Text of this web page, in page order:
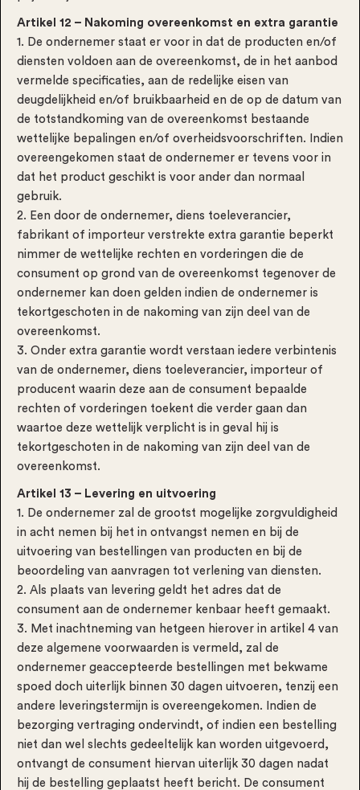
Artikel 12 – Nakoming overeenkomst en extra garantie
1. De ondernemer staat er voor in dat de producten en/of
diensten voldoen aan de overeenkomst, de in het aanbod
vermelde specificaties, aan de redelijke eisen van
deugdelijkheid en/of bruikbaarheid en de op de datum van
de totstandkoming van de overeenkomst bestaande
wettelijke bepalingen en/of overheidsvoorschriften. Indien
overeengekomen staat de ondernemer er tevens voor in
dat het product geschikt is voor ander dan normaal
gebruik.
2. Een door de ondernemer, diens toeleverancier,
fabrikant of importeur verstrekte extra garantie beperkt
nimmer de wettelijke rechten en vorderingen die de
consument op grond van de overeenkomst tegenover de
ondernemer kan doen gelden indien de ondernemer is
tekortgeschoten in de nakoming van zijn deel van de
overeenkomst.
3. Onder extra garantie wordt verstaan iedere verbintenis
van de ondernemer, diens toeleverancier, importeur of
producent waarin deze aan de consument bepaalde
rechten of vorderingen toekent die verder gaan dan
waartoe deze wettelijk verplicht is in geval hij is
tekortgeschoten in de nakoming van zijn deel van de
overeenkomst.
Artikel 13 – Levering en uitvoering
1. De ondernemer zal de grootst mogelijke zorgvuldigheid
in acht nemen bij het in ontvangst nemen en bij de
uitvoering van bestellingen van producten en bij de
beoordeling van aanvragen tot verlening van diensten.
2. Als plaats van levering geldt het adres dat de
consument aan de ondernemer kenbaar heeft gemaakt.
3. Met inachtneming van hetgeen hierover in artikel 4 van
deze algemene voorwaarden is vermeld, zal de
ondernemer geaccepteerde bestellingen met bekwame
spoed doch uiterlijk binnen 30 dagen uitvoeren, tenzij een
andere leveringstermijn is overeengekomen. Indien de
bezorging vertraging ondervindt, of indien een bestelling
niet dan wel slechts gedeeltelijk kan worden uitgevoerd,
ontvangt de consument hiervan uiterlijk 30 dagen nadat
hij de bestelling geplaatst heeft bericht. De consument